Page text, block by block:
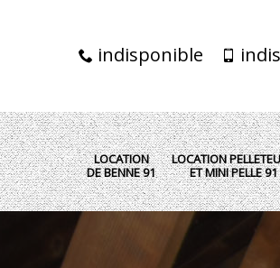
indisponible
LOCATION
DE BENNE 91
LOCATION
ET MINI PELLE 91